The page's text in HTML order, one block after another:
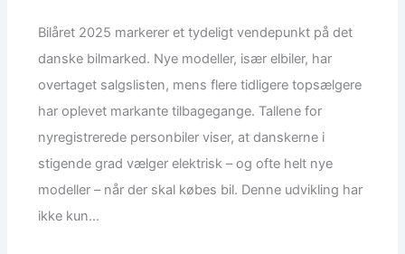
Bilåret 2025 markerer et tydeligt vendepunkt på det
danske bilmarked. Nye modeller, især elbiler, har
overtaget salgslisten, mens flere tidligere topsælgere
har oplevet markante tilbagegange. Tallene for
nyregistrerede personbiler viser, at danskerne i
stigende grad vælger elektrisk – og ofte helt nye
modeller – når der skal købes bil. Denne udvikling har
ikke kun...